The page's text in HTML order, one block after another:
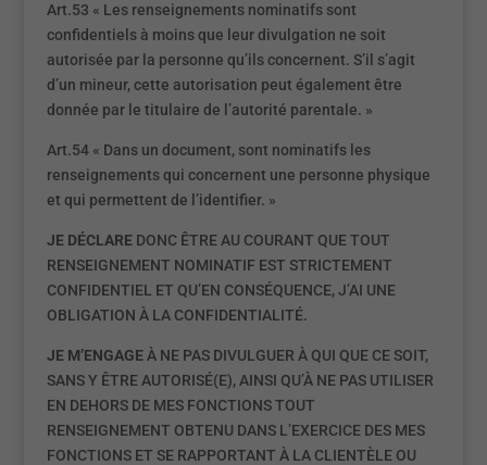
Art.53 « Les renseignements nominatifs sont
confidentiels à moins que leur divulgation ne soit
autorisée par la personne qu’ils concernent. S’il s’agit
d’un mineur, cette autorisation peut également être
donnée par le titulaire de l’autorité parentale. »
Art.54 « Dans un document, sont nominatifs les
renseignements qui concernent une personne physique
et qui permettent de l’identifier. »
JE DÉCLAREDONC ÊTRE AU COURANT QUE TOUT
RENSEIGNEMENT NOMINATIF EST STRICTEMENT
CONFIDENTIEL ET QU’EN CONSÉQUENCE, J’AI UNE
OBLIGATION À LA CONFIDENTIALITÉ.
JE M’ENGAGEÀ NE PAS DIVULGUER À QUI QUE CE SOIT,
SANS Y ÊTRE AUTORISÉ(E), AINSI QU’À NE PAS UTILISER
EN DEHORS DE MES FONCTIONS TOUT
RENSEIGNEMENT OBTENU DANS L’EXERCICE DES MES
FONCTIONS ET SE RAPPORTANT À LA CLIENTÈLE OU